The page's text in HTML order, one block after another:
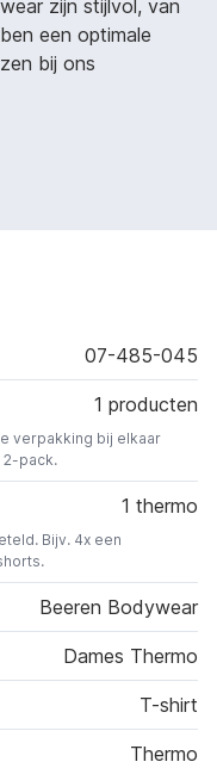
zijn stijlvol, van
een optimale
bij ons
07-485-045
1 producten
verpakking bij elkaar
2-pack.
1 thermo
Bijv. 4x een
Beeren Bodywear
Dames Thermo
T-shirt
Thermo